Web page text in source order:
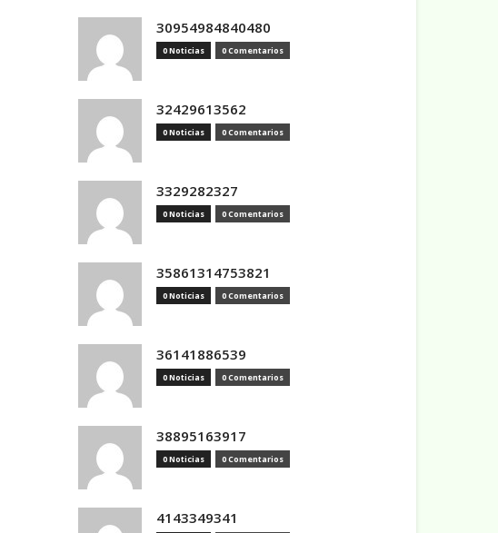
30954984840480
0 Noticias 0 Comentarios
32429613562
0 Noticias 0 Comentarios
3329282327
0 Noticias 0 Comentarios
35861314753821
0 Noticias 0 Comentarios
36141886539
0 Noticias 0 Comentarios
38895163917
0 Noticias 0 Comentarios
4143349341